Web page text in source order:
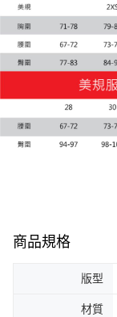
宅配(離島恕不配送)
每筆NT$150，滿
宅配貨到付款(離島
商品規格
版型
材質